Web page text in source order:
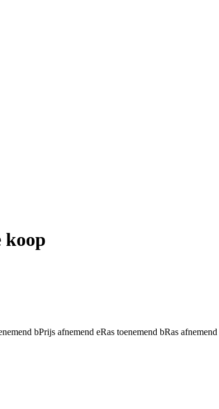
koop
bPrijs afnemend eRas toenemend bRas afnemend